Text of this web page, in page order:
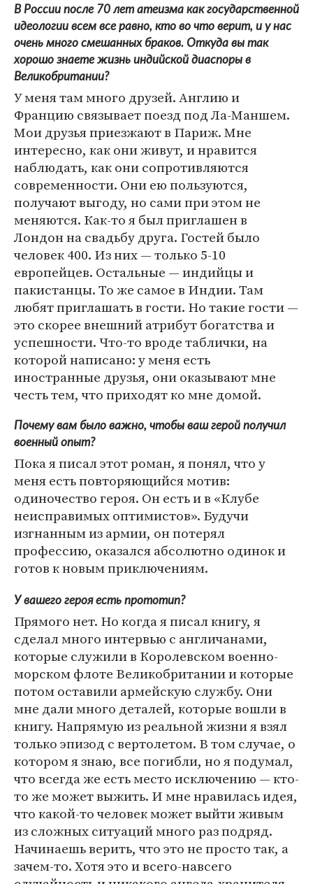
В России после 70 лет атеизма как государственной
идеологии всем все равно, кто во что верит, и у нас
очень много смешанных браков. Откуда вы так
хорошо знаете жизнь индийской диаспоры в
Великобритании?
У меня там много друзей. Англию и
Францию связывает поезд под Ла-Маншем.
Мои друзья приезжают в Париж. Мне
интересно, как они живут, и нравится
наблюдать, как они сопротивляются
современности. Они ею пользуются,
получают выгоду, но сами при этом не
меняются. Как-то я был приглашен в
Лондон на свадьбу друга. Гостей было
человек 400. Из них — только 5-10
европейцев. Остальные — индийцы и
пакистанцы. То же самое в Индии. Там
любят приглашать в гости. Но такие гости —
это скорее внешний атрибут богатства и
успешности. Что-то вроде таблички, на
которой написано: у меня есть
иностранные друзья, они оказывают мне
честь тем, что приходят ко мне домой.
Почему вам было важно, чтобы ваш герой получил
военный опыт?
Пока я писал этот роман, я понял, что у
меня есть повторяющийся мотив:
одиночество героя. Он есть и в «Клубе
неисправимых оптимистов». Будучи
изгнанным из армии, он потерял
профессию, оказался абсолютно одинок и
готов к новым приключениям.
У вашего героя есть прототип?
Прямого нет. Но когда я писал книгу, я
сделал много интервью с англичанами,
которые служили в Королевском военно-
морском флоте Великобритании и которые
потом оставили армейскую службу. Они
мне дали много деталей, которые вошли в
книгу. Напрямую из реальной жизни я взял
только эпизод с вертолетом. В том случае, о
котором я знаю, все погибли, но я подумал,
что всегда же есть место исключению — кто-
то же может выжить. И мне нравилась идея,
что какой-то человек может выйти живым
из сложных ситуаций много раз подряд.
Начинаешь верить, что это не просто так, а
зачем-то. Хотя это и всего-навсего